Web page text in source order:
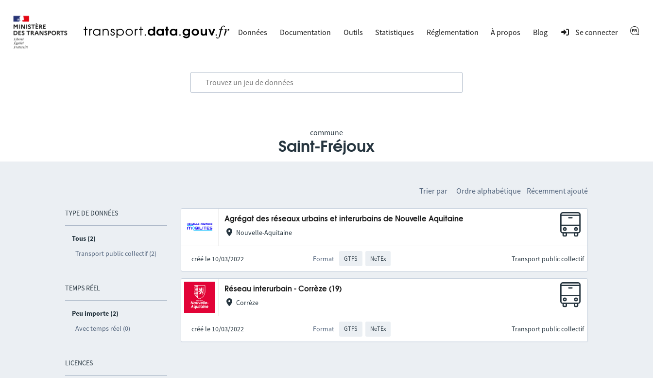
Données Documentation Outils Statistiques Réglementation À propos Blog Se connecter
commune
Saint-Fréjoux
TYPE DE DONNÉES
Tous (2)
Transport public collectif (2)
TEMPS RÉEL
Peu importe (2)
Avec temps réel (0)
LICENCES
Trier par Ordre alphabétique Récemment ajouté
Agrégat des réseaux urbains et interurbains de Nouvelle Aquitaine
Nouvelle-Aquitaine
créé le 10/03/2022 Format GTFS NeTEx Transport public collectif
Réseau interurbain - Corrèze (19)
Corrèze
créé le 10/03/2022 Format GTFS NeTEx Transport public collectif